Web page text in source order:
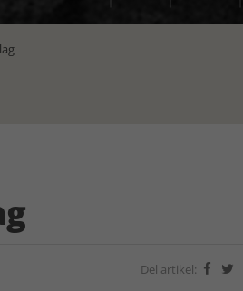
Del artikel:  